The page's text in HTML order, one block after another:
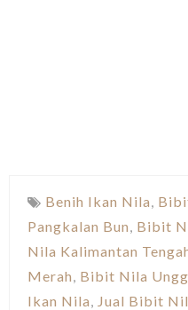
Benih Ikan Nila
Pangkalan Bun Bibit
Nila Kalimantan
Merah Bibit Nila
Ikan Nila
Jual Bibit